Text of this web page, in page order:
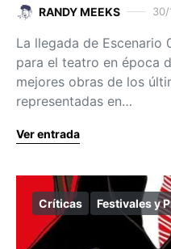
RANDY MEEKS
La llegada de Escenario
para el teatro en época
mejores obras de los
representadas en…
Ver entrada
Críticas Festivales y